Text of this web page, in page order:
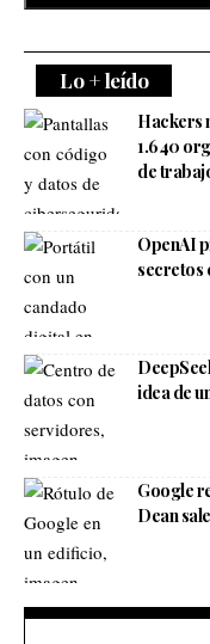
Lo + leído
Hackers
1.640
de
OpenAI
secretos
idea de
Google
Dean